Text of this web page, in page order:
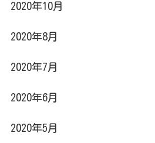
2020年10月
2020年8月
2020年7月
2020年6月
2020年5月